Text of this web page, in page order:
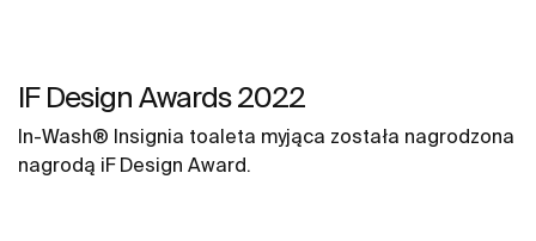
IF Design Awards 2022
In-Wash® Insignia toaleta myjąca została nagrodzona
nagrodą iF Design Award.